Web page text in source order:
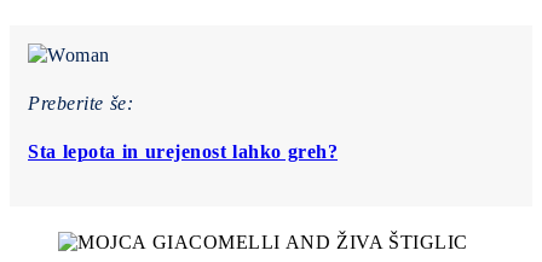
Preberite še:
Sta lepota in urejenost lahko greh?